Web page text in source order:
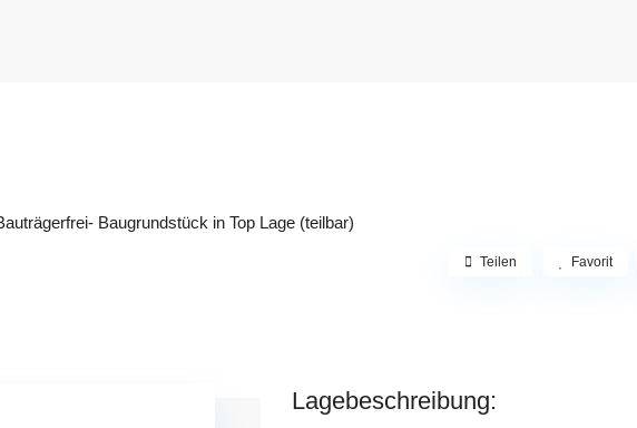
Baugrundstück in Top Lage (teilbar)
Teilen Favorit
Lagebeschreibung: